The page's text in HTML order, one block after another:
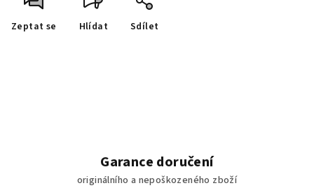
Zeptat se Hlídat Sdílet
Garance doručení
originálního a nepoškozeného zboží